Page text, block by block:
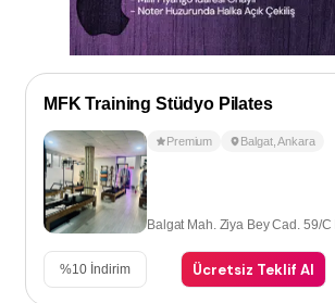
MFK Training Stüdyo Pilates
Premium Balgat,Ankara
Balgat Mah. Ziya Bey Cad. 59/
%10 İndirim Ücretsiz Teklif Al